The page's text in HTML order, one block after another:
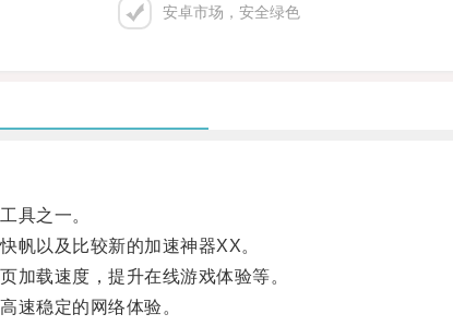
安卓市场，安全绿色
具之一。
以及比较新的加速神器XX。
载速度，提升在线游戏体验等。
稳定的网络体验。